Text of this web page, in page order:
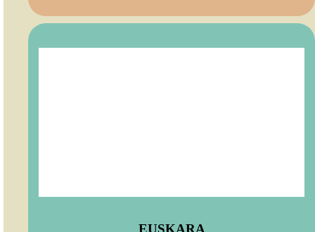
EUSKARA